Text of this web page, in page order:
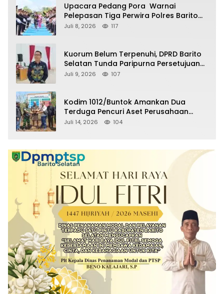
Upacara Pedang Pora Warnai
Pelepasan Tiga Perwira Polres Barito
Selatan Masuki Masa Pensiun
Juli 8, 2026 117
Kuorum Belum Terpenuhi, DPRD Barito
Selatan Tunda Paripurna Persetujuan
Raperda Pertanggungjawaban APBD
Juli 9, 2026 107
Kodim 1012/Buntok Amankan Dua
Terduga Pencuri Aset Perusahaan
Sitaan Satgas PKH, Satu Paket Diduga
Juli 14, 2026 104